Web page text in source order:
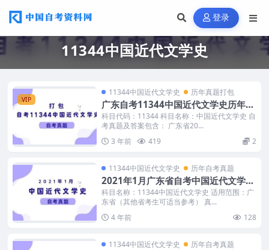
登录
11344中国近代文学史
VIP
11344中国近代文学史 历年真题打包
广东自考11344中国近代文学史历年真
题及答案
科目代码：11344 科目名称：中国近代文学史 自
考真题及答案包含： 广东省20...
3 年前
419 2
11344中国近代文学史 历年自考真题
2021年1月广东省自考中国近代文学史
真题及答案
科目名称：11344中国近代文学史 适用范围：广
东省（其他省考生可适当参考） 真...
4 年前
128
11344中国近代文学史 历年自考真题